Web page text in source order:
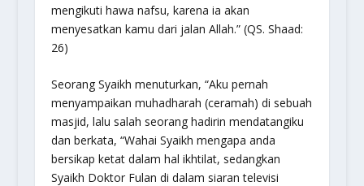
mengikuti hawa nafsu, karena ia akan
menyesatkan kamu dari jalan Allah.”(QS. Shaad:
26)
Seorang Syaikh menuturkan, “Aku pernah
menyampaikan muhadharah (ceramah) di sebuah
masjid, lalu salah seorang hadirin mendatangiku
dan berkata, “Wahai Syaikh mengapa anda
bersikap ketat dalam hal ikhtilat, sedangkan
Syaikh Doktor Fulan di dalam siaran televisi